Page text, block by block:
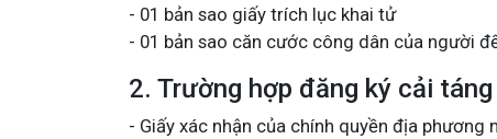
- 01 bản sao giấy trích lục khai tử
- 01 bản sao căn cước công dân của người
2. Trường hợp đăng ký cải
- Giấy xác nhận của chính quyền địa